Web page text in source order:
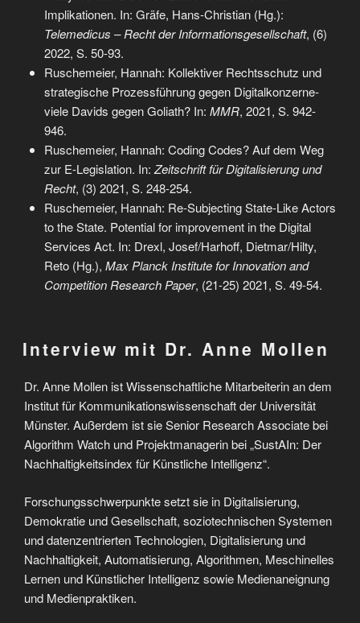
Implikationen. In: Gräfe, Hans-Christian (Hg.):
Telemedicus – Recht der Informationsgesellschaft, (6)
2022, S. 50-93.
Ruschemeier, Hannah: Kollektiver Rechtsschutz und
strategische Prozessführung gegen Digitalkonzerne-
viele Davids gegen Goliath? In: MMR, 2021, S. 942-
946.
Ruschemeier, Hannah: Coding Codes? Auf dem Weg
zur E-Legislation. In:Zeitschrift für Digitalisierung und
Recht, (3) 2021, S. 248-254.
Ruschemeier, Hannah: Re-Subjecting State-Like Actors
to the State. Potential for improvement in the Digital
Services Act. In: Drexl, Josef/Harhoff, Dietmar/Hilty,
Reto (Hg.), Max Planck Institute for Innovation and
Competition Research Paper, (21-25) 2021, S. 49-54.
Interview mit Dr. Anne Mollen
Dr. Anne Mollen ist Wissenschaftliche Mitarbeiterin an dem
Institut für Kommunikationswissenschaft der Universität
Münster. Außerdem ist sie Senior Research Associate bei
Algorithm Watch und Projektmanagerin bei „SustAIn: Der
Nachhaltigkeitsindex für Künstliche Intelligenz“.
Forschungsschwerpunkte setzt sie in Digitalisierung,
Demokratie und Gesellschaft, soziotechnischen Systemen
und datenzentrierten Technologien, Digitalisierung und
Nachhaltigkeit, Automatisierung, Algorithmen, Meschinelles
Lernen und Künstlicher Intelligenz sowie Medienaneignung
und Medienpraktiken.